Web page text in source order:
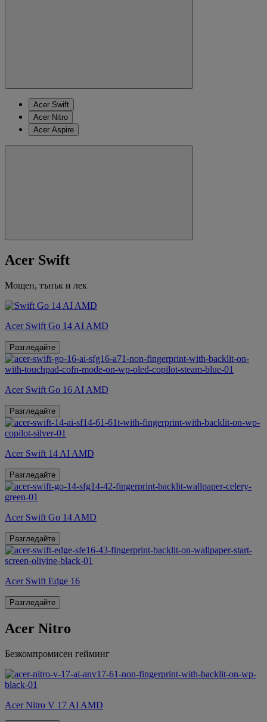
Acer Swift
Acer Nitro
Acer Aspire
Acer Swift
Мощен, тънък и лек
Acer Swift Go 14 AI AMD
Разгледайте
Acer Swift Go 16 AI AMD
Разгледайте
Acer Swift 14 AI AMD
Разгледайте
Acer Swift Go 14 AMD
Разгледайте
Acer Swift Edge 16
Разгледайте
Acer Nitro
Безкомпромисен гейминг
Acer Nitro V 17 AI AMD